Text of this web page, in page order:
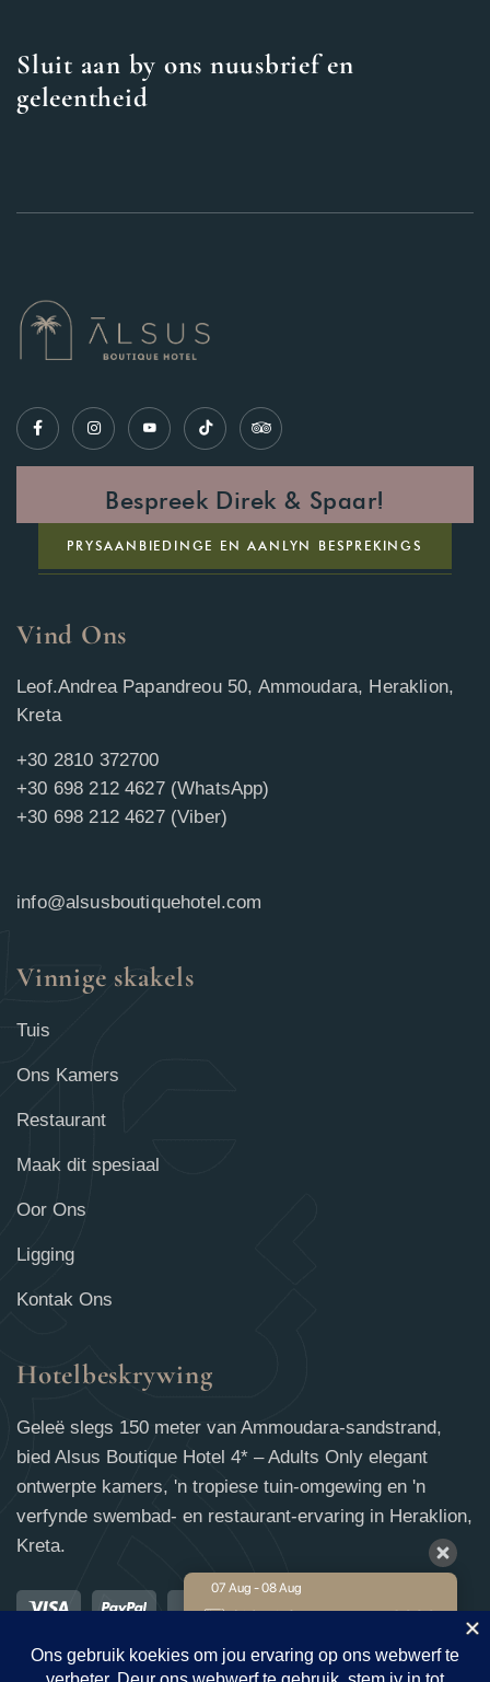
Sluit aan by ons nuusbrief en
geleentheid
Bespreek Direk & Spaar!
PRYSAANBIEDINGE EN AANLYN BESPREKINGS
Vind Ons
Leof.Andrea Papandreou 50, Ammoudara, Heraklion,
Kreta
+30 2810 372700
+30 698 212 4627 (WhatsApp)
+30 698 212 4627 (Viber)
info@alsusboutiquehotel.com
Vinnige skakels
Tuis
Ons Kamers
Restaurant
Maak dit spesiaal
Oor Ons
Ligging
Kontak Ons
Hotelbeskrywing
Geleë slegs 150 meter van Ammoudara-sandstrand,
bied Alsus Boutique Hotel 4* – Adults Only elegant
ontwerpte kamers, 'n tropiese tuin-omgewing en 'n
verfynde swembad- en restaurant-ervaring in Heraklion,
Kreta.
07 Aug - 08 Aug
Lidtarief €232
Beste Tarief € 240